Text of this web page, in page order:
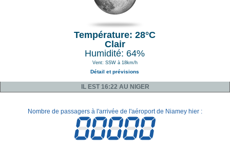
Température: 28°C
Clair
Humidité: 64%
Vent: SSW à 18km/h
Détail et prévisions
IL EST 16:22 AU NIGER
Nombre de passagers à l'arrivée de l'aéroport de Niamey hier :